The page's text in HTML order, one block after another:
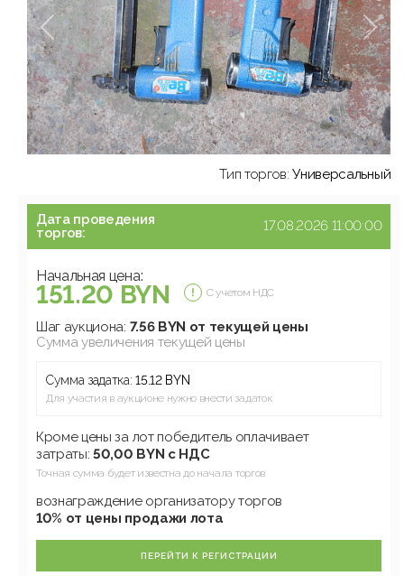
Тип торгов:Универсальный
Дата проведения
торгов:
17.08.2026 11:00:00
Начальная цена:
151.20 BYN С учетом НДС
Шаг аукциона: 7.56 BYN от текущей цены
Сумма увеличения текущей цены
Сумма задатка:15.12 BYN
Для участия в аукционе нужно внести задаток
Кроме цены за лот победитель оплачивает
затраты:50,00 BYN с НДС
Точная сумма будет известна до начала торгов
вознаграждение организатору торгов
10% от цены продажи лота
ПЕРЕЙТИ К РЕГИСТРАЦИИ